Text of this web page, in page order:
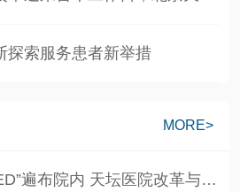
探索服务患者新举措
MORE>
【北青网】20台“AED”遍布院内 天坛医院改革与改善同步